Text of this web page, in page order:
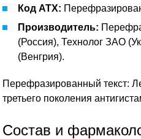
Код АТХ:
Производитель:
(Россия), Технолог ЗАО
(Венгрия).
Перефразированный текст:
третьего поколения
Состав и